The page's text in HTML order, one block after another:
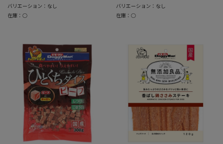
バリエーション：なし
在庫：○
バリエーション：なし
在庫：○